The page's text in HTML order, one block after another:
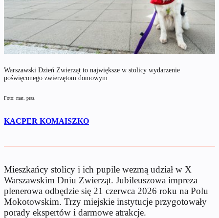
Warszawski Dzień Zwierząt to największe w stolicy wydarzenie
poświęconego zwierzętom domowym
Foto: mat. pras.
KACPER KOMAISZKO
Mieszkańcy stolicy i ich pupile wezmą udział w X
Warszawskim Dniu Zwierząt. Jubileuszowa impreza
plenerowa odbędzie się 21 czerwca 2026 roku na Polu
Mokotowskim. Trzy miejskie instytucje przygotowały
porady ekspertów i darmowe atrakcje.